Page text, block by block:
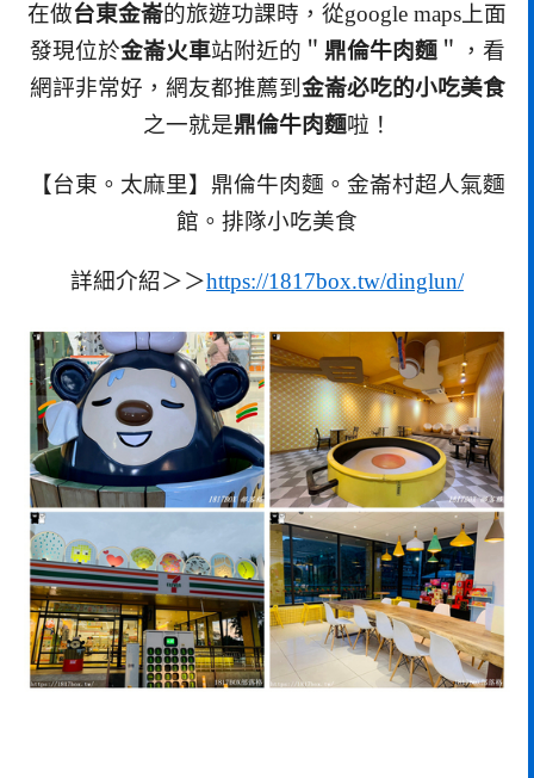
在做台東金崙的旅遊功課時，從google maps上面
發現位於金崙火車站附近的＂ 鼎倫牛肉麵＂，看
網評非常好，網友都推薦到 金崙必吃的小吃美食
之一就是鼎倫牛肉麵啦！
【台東。太麻里】鼎倫牛肉麵。金崙村超人氣麵
館。排隊小吃美食
詳細介紹＞＞https://1817box.tw/dinglun/